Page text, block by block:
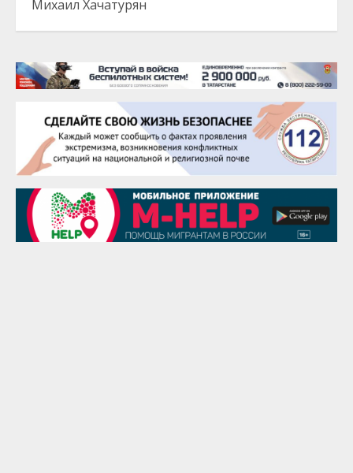
Михаил Хачатурян
20 августа
22 августа
Евгений Ефимов
25 августа
Сэсэгма Бубеева
28 августа
Чингиз Мустафаев
29 августа
Надежда Рослова